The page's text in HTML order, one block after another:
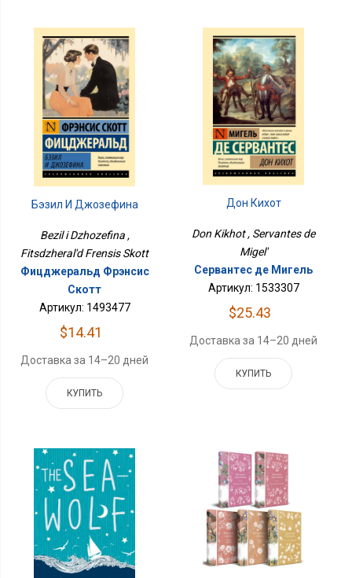
Бэзил И Джозефина
Bezil i Dzhozefina ,
Fitsdzheral'd Frensis Skott
Фицджеральд Фрэнсис
Скотт
Артикул: 1493477
$14.41
Доставка за 14–20 дней
КУПИТЬ
Дон Кихот
Don Kikhot , Servantes de
Migel'
Сервантес де Мигель
Артикул: 1533307
$25.43
Доставка за 14–20 дней
КУПИТЬ